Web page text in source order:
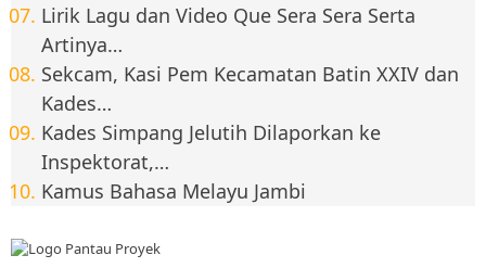
Lirik Lagu dan Video Que Sera Sera Serta
Artinya…
Sekcam, Kasi Pem Kecamatan Batin XXIV dan
Kades…
Kades Simpang Jelutih Dilaporkan ke
Inspektorat,…
Kamus Bahasa Melayu Jambi